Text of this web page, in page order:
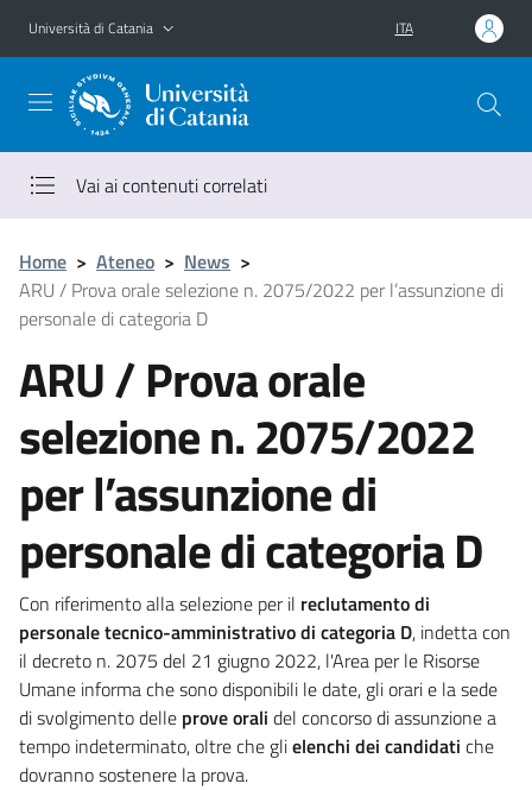
Vai al contenuto principale
Vai al menu di navigazione
Università di Catania ITA
Vai ai contenuti correlati
Home > Ateneo > News >
ARU / Prova orale selezione n. 2075/2022 per l’assunzione di
personale di categoria D
ARU / Prova orale
selezione n. 2075/2022
per l’assunzione di
personale di categoria D
Con riferimento alla selezione per il reclutamento di
personale tecnico-amministrativo di categoria D, indetta con
il decreto n. 2075 del 21 giugno 2022, l'Area per le Risorse
Umane informa che sono disponibili le date, gli orari e la sede
di svolgimento delle prove orali del concorso di assunzione a
tempo indeterminato, oltre che glielenchi dei candidati che
dovranno sostenere la prova.